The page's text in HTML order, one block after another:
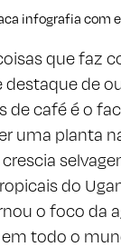
que faz
destaque de
de café é o
uma planta
do
o foco da
todo o